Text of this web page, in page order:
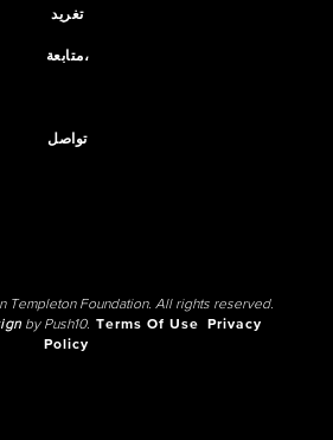
تغريد
متابعة،
تواصل
Templeton Foundation. All rights reserved.
by Push10. Terms Of Use
Privacy
Policy